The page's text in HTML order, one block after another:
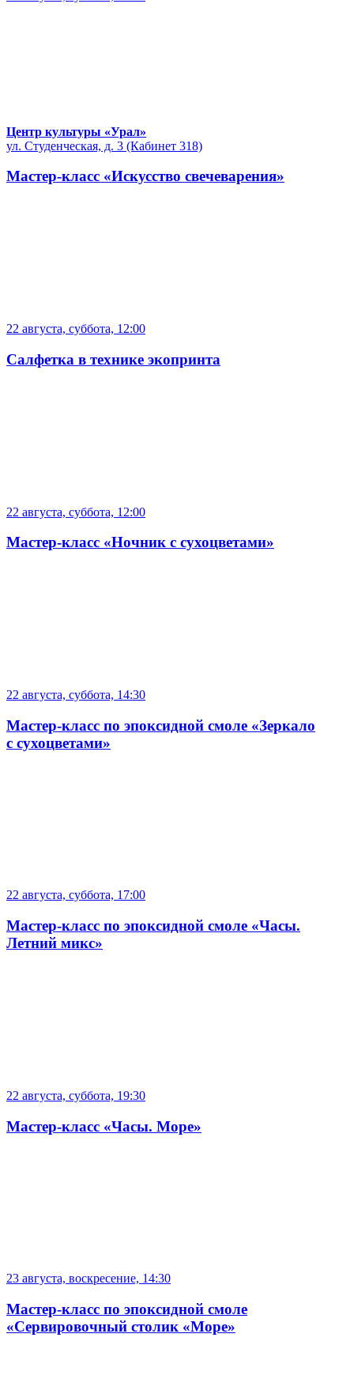
Центр культуры «Урал»
ул. Студенческая, д. 3 (Кабинет 318)
Мастер-класс «Искусство свечеварения»
22 августа, суббота, 12:00
Салфетка в технике экопринта
22 августа, суббота, 12:00
Мастер-класс «Ночник с сухоцветами»
22 августа, суббота, 14:30
Мастер-класс по эпоксидной смоле «Зеркало
с сухоцветами»
22 августа, суббота, 17:00
Мастер-класс по эпоксидной смоле «Часы.
Летний микс»
22 августа, суббота, 19:30
Мастер-класс «Часы. Море»
23 августа, воскресение, 14:30
Мастер-класс по эпоксидной смоле
«Сервировочный столик «Море»